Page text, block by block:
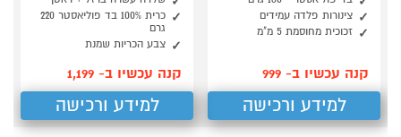
צינורות פלדה עמידים
זכוכית מחוסמת 5 מ"מ
קנה עכשיו ב- 999
למידע ורכישה
כרית 100% בד פוליאסטר 220
גרם
צבע הכריות שמנת
קנה עכשיו ב- 1,199
למידע ורכישה